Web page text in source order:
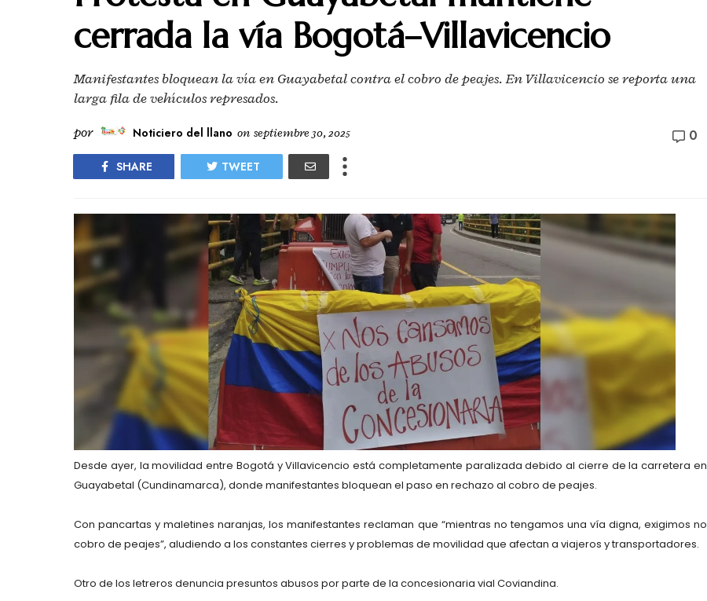
cerrada la vía Bogotá–Villavicencio
Manifestantes bloquean la vía en Guayabetal contra el cobro de peajes. En Villavicencio se reporta una
larga fila de vehículos represados.
por Noticiero del llano on septiembre 30, 2025 0
SHARE TWEET
Desde ayer, la movilidad entre Bogotá y Villavicencio está completamente paralizada debido al cierre de la carretera en
Guayabetal (Cundinamarca), donde manifestantes bloquean el paso en rechazo al cobro de peajes.
Con pancartas y maletines naranjas, los manifestantes reclaman que “mientras no tengamos una vía digna, exigimos no
cobro de peajes”, aludiendo a los constantes cierres y problemas de movilidad que afectan a viajeros y transportadores.
Otro de los letreros denuncia presuntos abusos por parte de la concesionaria vial Coviandina.